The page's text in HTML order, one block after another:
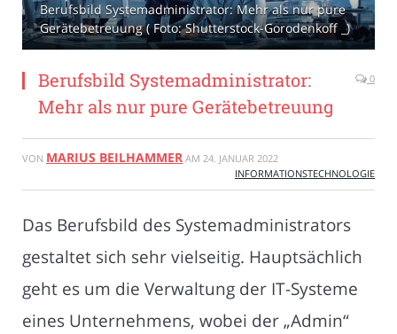
Berufsbild Systemadministrator: Mehr als nur pure
Gerätebetreuung ( Foto: Shutterstock-Gorodenkoff _)
Berufsbild Systemadministrator:
Mehr als nur pure Gerätebetreuung
0
VON MARIUS BEILHAMMER AM 24. JANUAR 2022
INFORMATIONSTECHNOLOGIE
Das Berufsbild des Systemadministrators
gestaltet sich sehr vielseitig. Hauptsächlich
geht es um die Verwaltung der IT-Systeme
eines Unternehmens, wobei der „Admin“